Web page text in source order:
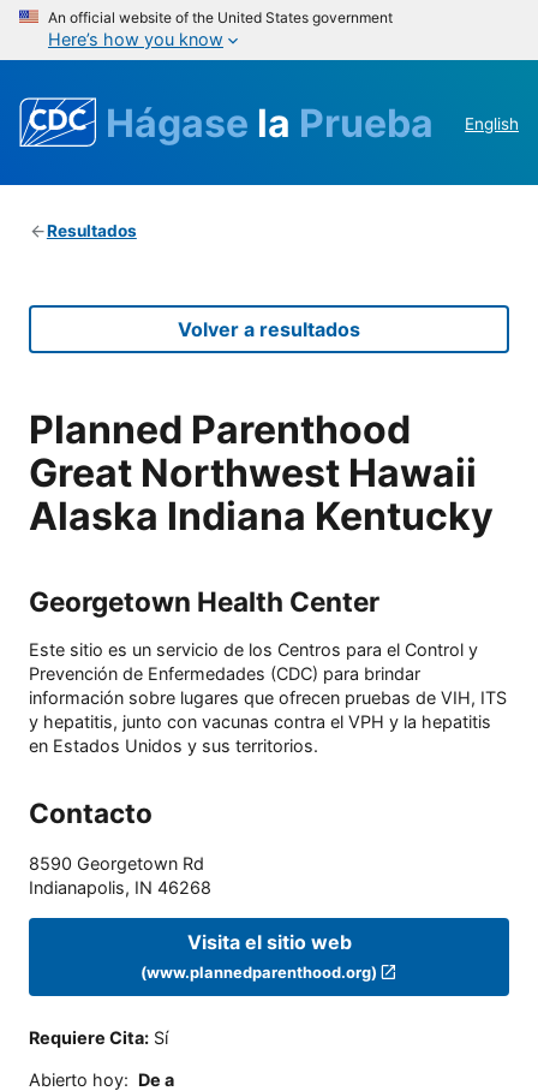
An official website of the United States government
Here’s how you know
Hágase la Prueba English
Resultados
Volver a resultados
Planned Parenthood
Great Northwest Hawaii
Alaska Indiana Kentucky
Georgetown Health Center
Este sitio es un servicio de los Centros para el Control y
Prevención de Enfermedades (CDC) para brindar
información sobre lugares que ofrecen pruebas de VIH, ITS
y hepatitis, junto con vacunas contra el VPH y la hepatitis
en Estados Unidos y sus territorios.
Contacto
8590 Georgetown Rd
Indianapolis, IN 46268
Visita el sitio web
(www.plannedparenthood.org)
Requiere Cita: Sí
Abierto hoy: De a